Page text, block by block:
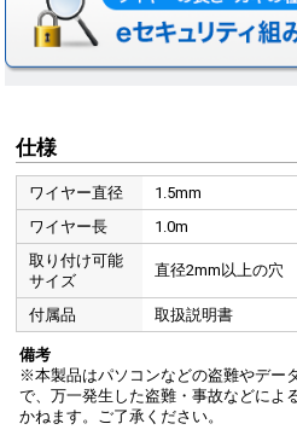
仕様
ワイヤー直径
1.5mm
ワイヤー長
1.0m
取り付け可能
サイズ
直径2mm以上の穴
付属品 取扱説明書
備考
※本製品はパソコンなどの盗難やデー
で、万一発生した盗難・事故などによ
かねます。ご了承ください。